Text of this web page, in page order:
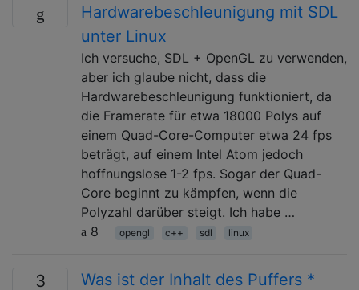
Hardwarebeschleunigung mit SDL
unter Linux
Ich versuche, SDL + OpenGL zu verwenden,
aber ich glaube nicht, dass die
Hardwarebeschleunigung funktioniert, da
die Framerate für etwa 18000 Polys auf
einem Quad-Core-Computer etwa 24 fps
beträgt, auf einem Intel Atom jedoch
hoffnungslose 1-2 fps. Sogar der Quad-
Core beginnt zu kämpfen, wenn die
Polyzahl darüber steigt. Ich habe …
8
opengl c++ sdl linux
3 Was ist der Inhalt des Puffers *